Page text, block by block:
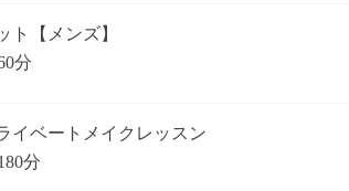
ト【メンズ】
分
イベートメイクレッスン
分